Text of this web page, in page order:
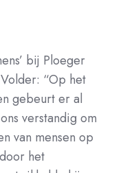
bij Ploeger
“Op het
gebeurt er al
verstandig om
van mensen op
het